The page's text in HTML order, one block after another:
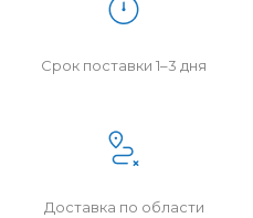
Срок поставки 1–3 дня
Доставка по области